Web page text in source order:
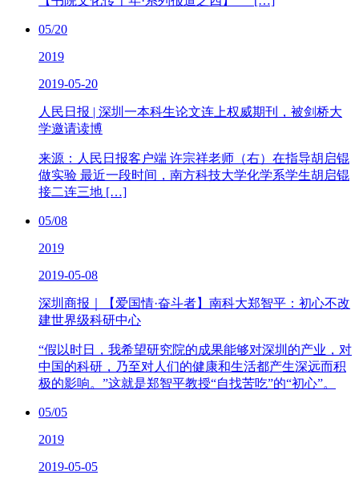
05/20
2019
2019-05-20
人民日报 | 深圳一本科生论文连上权威期刊，被剑桥大
学邀请读博
来源：人民日报客户端 许宗祥老师（右）在指导胡启锟
做实验 最近一段时间，南方科技大学化学系学生胡启锟
接二连三地 […]
05/08
2019
2019-05-08
深圳商报｜【爱国情·奋斗者】南科大郑智平：初心不改
建世界级科研中心
“假以时日，我希望研究院的成果能够对深圳的产业，对
中国的科研，乃至对人们的健康和生活都产生深远而积
极的影响。”这就是郑智平教授“自找苦吃”的“初心”。
05/05
2019
2019-05-05